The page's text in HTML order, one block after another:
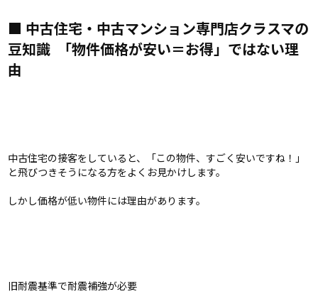
■ 中古住宅・中古マンション専門店クラスマの
豆知識 ―― 「物件価格が安い＝お得」ではない理
由
中古住宅の接客をしていると、「この物件、すごく安いですね！」
と飛びつきそうになる方をよくお見かけします。
しかし価格が低い物件には理由があります。
旧耐震基準で耐震補強が必要